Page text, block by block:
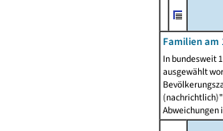
Familien am
In bundesweit
ausgewählt
Abweichungen